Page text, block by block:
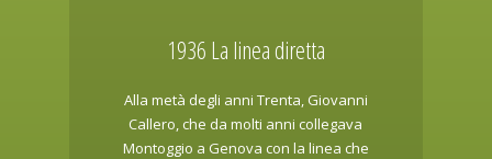
1936 La linea diretta
Alla metà degli anni Trenta, Giovanni
Callero, che da molti anni collegava
Montoggio a Genova con la linea che